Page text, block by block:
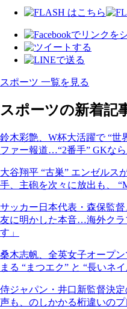
スポーツ 一覧を見る
スポーツの新着記
鈴木彩艶、W杯大活躍で “世
ファー報道…“2番手” GKな
大谷翔平 “古巣” エンゼル
手、主砲を次々に放出も、
サッカー日本代表・森保監
友に明かした本音…海外クラ
す」
桑木志帆、全英女子オープ
まる “まつエク” と “長いネ
侍ジャパン・井口新監督決
声も、のしかかる桁違いの